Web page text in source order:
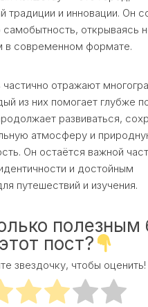
традиции и инновации. Он
самобытность, открываясь
в современном формате.
отражают
из них помогает глубже
развиваться,
атмосферу и
Он остаётся важной
и достойным
путешествий и изучения.
полезным
этот пост?
звездочку, чтобы оценить!